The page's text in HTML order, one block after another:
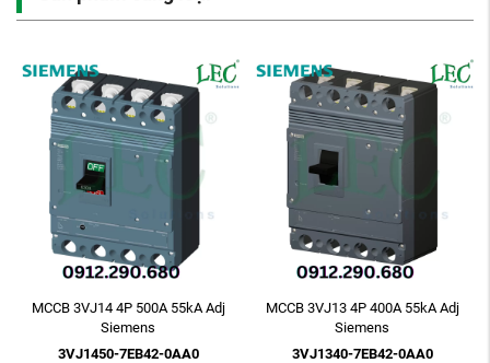
MCCB 3VJ14 4P 500A 55kA Adj
Siemens
3VJ1450-7EB42-0AA0
MCCB 3VJ13 4P 400A 55kA Adj
Siemens
3VJ1340-7EB42-0AA0